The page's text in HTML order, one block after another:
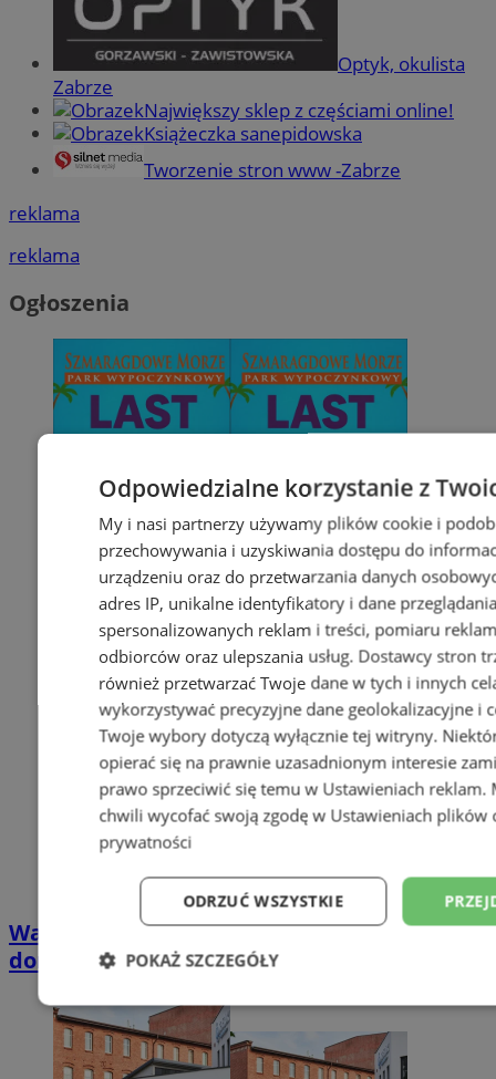
Optyk, okulista
Zabrze
Największy sklep z częściami online!
Książeczka sanepidowska
Tworzenie stron www -Zabrze
reklama
reklama
Ogłoszenia
Wakacyjny wypoczynek nad Bałtykiem w
domkach Szmaragdowe Morze
Odpowiedzialne korzystanie z
My i nasi partnerzy używamy plików cookie i
przechowywania i uzyskiwania dostępu do
urządzeniu oraz do przetwarzania danych
adres IP, unikalne identyfikatory i dane
spersonalizowanych reklam i treści, pomiaru
odbiorców oraz ulepszania usług. Dostawcy stron
również przetwarzać Twoje dane w tych i innych
wykorzystywać precyzyjne dane geolokalizacyjne i
Twoje wybory dotyczą wyłącznie tej witryny.
opierać się na prawnie uzasadnionym interesie
prawo sprzeciwić się temu w Ustawieniach reklam.
chwili wycofać swoją zgodę w Ustawieniach plików
prywatności
ODRZUĆ WSZYSTKIE
POKAŻ SZCZEGÓŁY
Niezbędne Wydajność